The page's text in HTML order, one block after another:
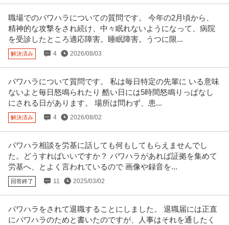
職場でのパワハラについての質問です。 今年の2月頃から、
精神的な攻撃をされ続け、中々眠れないようになって、病院
を受診したところ適応障害。睡眠障害。うつに限...
解決済み 4 2026/08/03
パワハラについて質問です。 私は毎日特定の先輩に いる意味
ないよと毎日怒鳴られたり 酷い日には5時間怒鳴りっぱなし
にされる日があります。 場所は問わず、患...
解決済み 4 2026/08/02
パワハラ相談を労基に話しても何もしてもらえませんでし
た。どうすればいいですか？ パワハラがあれば証拠を集めて
労基へ、とよく言われているので 画像や録音を...
回答終了 11 2025/03/02
パワハラをされて退職することにしました。 退職届には正直
にパワハラのためと書いたのですが、人事はそれを通したく